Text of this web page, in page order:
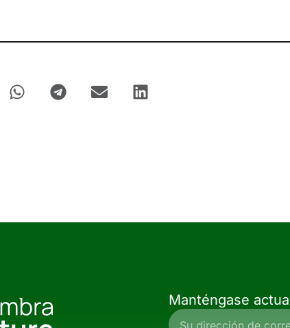
Manténgase